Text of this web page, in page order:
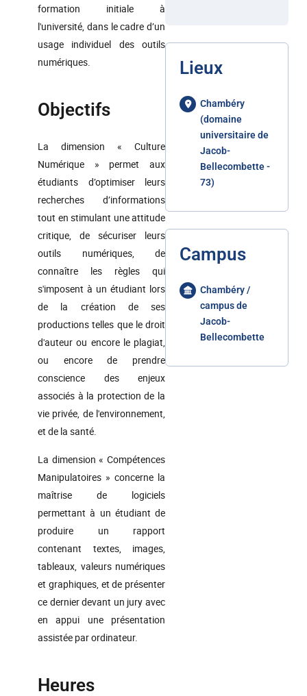
formation initiale à
l'université, dans le cadre d’un
usage individuel des outils
numériques.
Objectifs
La dimension « Culture
Numérique » permet aux
étudiants d’optimiser leurs
recherches d’informations
tout en stimulant une attitude
critique, de sécuriser leurs
outils numériques, de
connaître les règles qui
s'imposent à un étudiant lors
de la création de ses
productions telles que le droit
d'auteur ou encore le plagiat,
ou encore de prendre
conscience des enjeux
associés à la protection de la
vie privée, de l'environnement,
et de la santé.
La dimension « Compétences
Manipulatoires » concerne la
maîtrise de logiciels
permettant à un étudiant de
produire un rapport
contenant textes, images,
tableaux, valeurs numériques
et graphiques, et de présenter
ce dernier devant un jury avec
en appui une présentation
assistée par ordinateur.
Heures
Lieux
Chambéry
(domaine
universitaire de
Jacob-
Bellecombette -
73)
Campus
Chambéry /
campus de
Jacob-
Bellecombette